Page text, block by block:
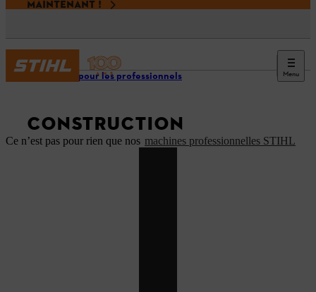
MAINTENANT !
Menu
Espace pour les professionnels
CONSTRUCTION
Ce n’est pas pour rien que nos machines professionnelles STIHL